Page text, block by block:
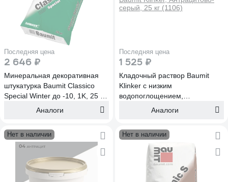
Последняя цена
2 646 ₽
Минеральная декоративная
штукатурка Baumit Classico
Special Winter до -10, 1K, 25 кг
Classico Special Winter, 1K, 25
Аналоги
Последняя цена
1 525 ₽
Кладочный раствор Baumit
Klinker c низким
водопоглощением,
Антрацитово-серый, 25 кг
Аналоги
Нет в наличии Нет в наличии